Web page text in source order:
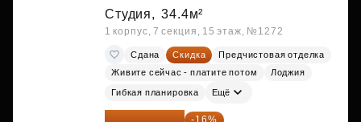
Студия, 34.4м²
1 корпус, 7 секция, 15 этаж, №1272
Сдана Скидка
Предчистовая отделка
Живите сейчас - платите потом
Лоджия
Гибкая планировка Ещё
-16%